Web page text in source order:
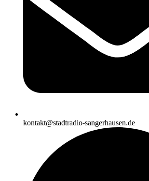
kontakt@stadtradio-sangerhausen.de